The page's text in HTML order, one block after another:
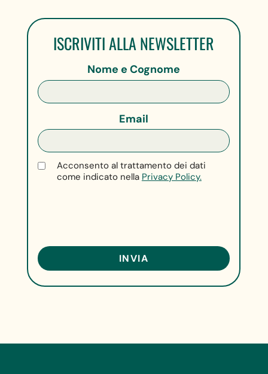
ISCRIVITI ALLA NEWSLETTER
Nome e Cognome
Email
Acconsento al trattamento dei dati
come indicato nella Privacy Policy.